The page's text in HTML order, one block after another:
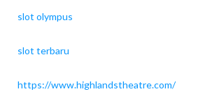
slot olympus
slot terbaru
https://www.highlandstheatre.com/